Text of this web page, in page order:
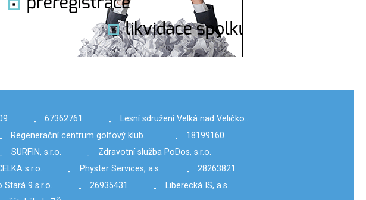
- 67362761 -
Lesní sdružení Velká nad Veličko…
- Regenerační centrum golfový klub… -
18199160
- SURFIN, s.r.o. -
Zdravotní služba PoDos, s.r.o.
s.r.o. - Physter Services, a.s. -
28263821
Stará 9 s.r.o. - 26935431 -
Liberecká IS, a.s.